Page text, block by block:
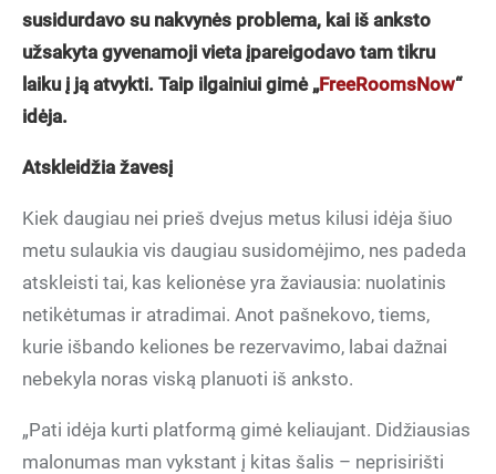
susidurdavo su nakvynės problema, kai iš anksto
užsakyta gyvenamoji vieta įpareigodavo tam tikru
laiku į ją atvykti. Taip ilgainiui gimė „FreeRoomsNow“
idėja.
Atskleidžia žavesį
Kiek daugiau nei prieš dvejus metus kilusi idėja šiuo
metu sulaukia vis daugiau susidomėjimo, nes padeda
atskleisti tai, kas kelionėse yra žaviausia: nuolatinis
netikėtumas ir atradimai. Anot pašnekovo, tiems,
kurie išbando keliones be rezervavimo, labai dažnai
nebekyla noras viską planuoti iš anksto.
„Pati idėja kurti platformą gimė keliaujant. Didžiausias
malonumas man vykstant į kitas šalis – neprisirišti